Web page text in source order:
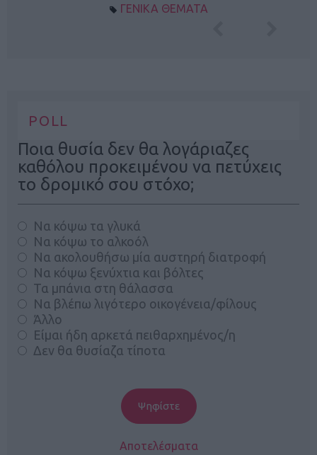
ΓΕΝΙΚΑ ΘΕΜΑΤΑ
POLL
Ποια θυσία δεν θα λογάριαζες
καθόλου προκειμένου να πετύχεις
το δρομικό σου στόχο;
Να κόψω τα γλυκά
Να κόψω το αλκοόλ
Να ακολουθήσω μία αυστηρή διατροφή
Να κόψω ξενύχτια και βόλτες
Τα μπάνια στη θάλασσα
Να βλέπω λιγότερο οικογένεια/φίλους
Άλλο
Είμαι ήδη αρκετά πειθαρχημένος/η
Δεν θα θυσίαζα τίποτα
Αποτελέσματα